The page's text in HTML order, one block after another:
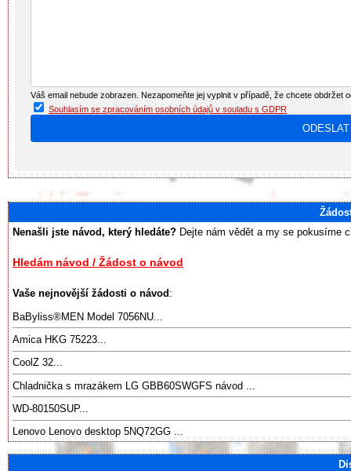
Váš email nebude zobrazen. Nezapomeňte jej vyplnit v případě, že chcete obdržet
Souhlasím se zpracováním osobních údajů v souladu s GDPR
Nenašli jste návod, který hledáte? Dejte nám vědět a my se pokusíme
Hledám návod / Žádost o návod
Vaše nejnovější žádosti o návod :
BaByliss®️MEN Model 7056NU...
Amica HKG 75223...
CoolZ 32...
Chladnička s mrazákem LG GBB60SWGFS návod ...
WD-80150SUP...
Lenovo Lenovo desktop 5NQ72GG ...